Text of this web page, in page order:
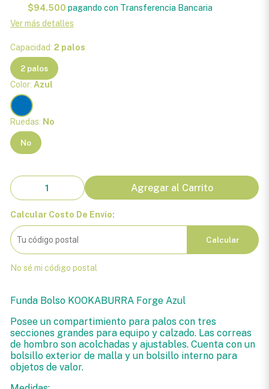
$94.500 pagando con Transferencia Bancaria
Ver más detalles
Capacidad: 2 palos
2 palos
Color: Azul
Ruedas: No
No
Agregar al Carrito
Calcular Costo De Envío:
Calcular
No sé mi código postal
Funda Bolso KOOKABURRA Forge Azul
Posee un compartimiento para palos con tres
secciones grandes para equipo y calzado. Las correas
de hombro son acolchadas y ajustables. Cuenta con un
bolsillo exterior de malla y un bolsillo interno para
objetos de valor.